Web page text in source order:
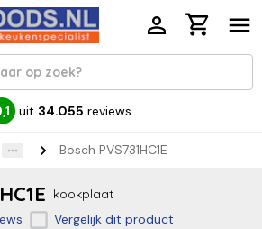
uit 34.055 reviews
Bosch PVS731HC1E
kookplaat
Vergelijk dit product